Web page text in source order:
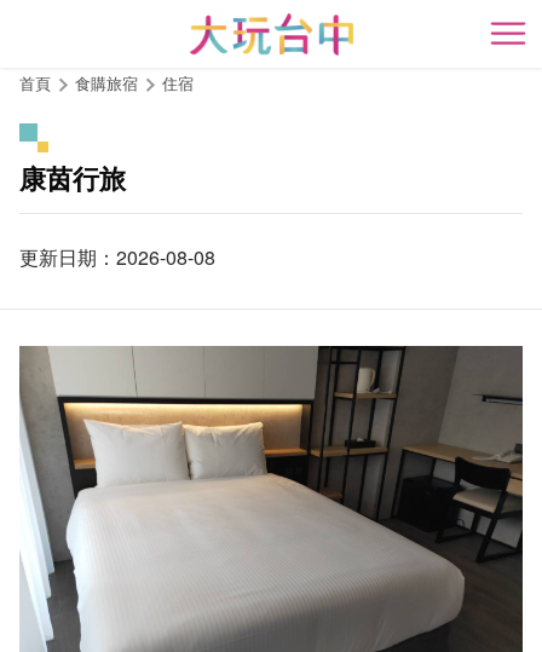
開
首頁 食購旅宿 住宿
康茵行旅
更新日期：2026-08-08